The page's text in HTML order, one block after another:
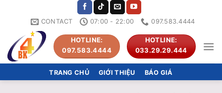
CONTACT 07:00 - 22:00 097.583.4444
HOTLINE:
097.583.4444
HOTLINE:
033.29.29.444
TRANG CHỦ GIỚI THIỆU BÁO GIÁ